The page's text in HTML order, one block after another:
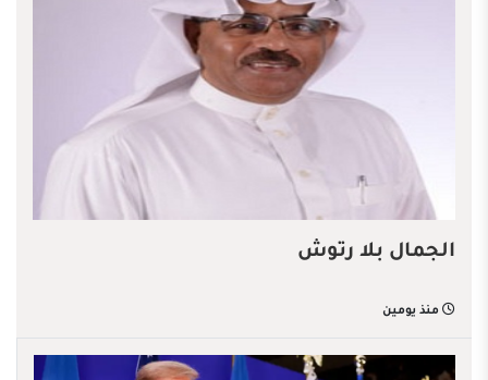
الجمال بلا رتوش
منذ يومين